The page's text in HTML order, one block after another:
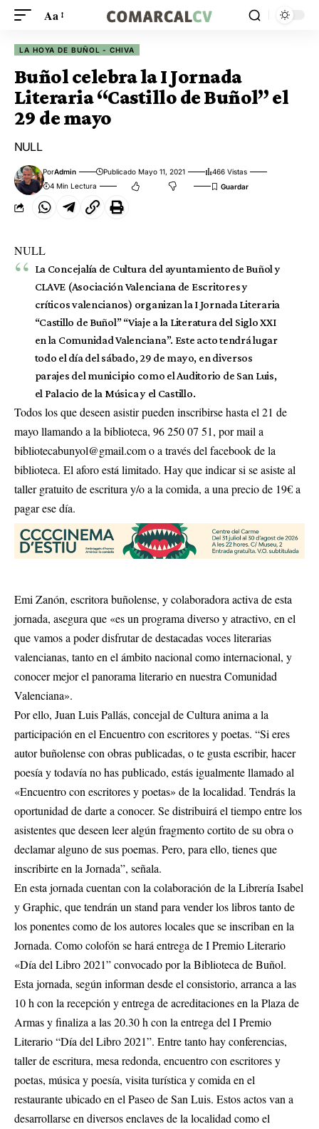
Aa
LA HOYA DE BUÑOL - CHIVA
Buñol celebra la I Jornada
Literaria “Castillo de Buñol” el
29 de mayo
NULL
PorAdmin Publicado Mayo 11, 2021
466 Vistas
4 Min Lectura
NULL
La Concejalía de Cultura del ayuntamiento de Buñol y
CLAVE (Asociación Valenciana de Escritores y
críticos valencianos) organizan la I Jornada Literaria
“Castillo de Buñol” “Viaje a la Literatura del Siglo XXI
en la Comunidad Valenciana”. Este acto tendrá lugar
todo el día del sábado, 29 de mayo, en diversos
parajes del municipio como el Auditorio de San Luis,
el Palacio de la Música y el Castillo.
Todos los que deseen asistir pueden inscribirse hasta el 21 de
mayo llamando a la biblioteca, 96 250 07 51, por mail a
bibliotecabunyol@gmail.como a través del facebook de la
biblioteca. El aforo está limitado. Hay que indicar si se asiste al
taller gratuito de escritura y/o a la comida, a una precio de 19€ a
pagar ese día.
Emi Zanón, escritora buñolense, y colaboradora activa de esta
jornada, asegura que «es un programa diverso y atractivo, en el
que vamos a poder disfrutar de destacadas voces literarias
valencianas, tanto en el ámbito nacional como internacional, y
conocer mejor el panorama literario en nuestra Comunidad
Valenciana».
Por ello, Juan Luis Pallás, concejal de Cultura anima a la
participación en el Encuentro con escritores y poetas. “Si eres
autor buñolense con obras publicadas, o te gusta escribir, hacer
poesía y todavía no has publicado, estás igualmente llamado al
«Encuentro con escritores y poetas» de la localidad. Tendrás la
oportunidad de darte a conocer. Se distribuirá el tiempo entre los
asistentes que deseen leer algún fragmento cortito de su obra o
declamar alguno de sus poemas. Pero, para ello, tienes que
inscribirte en la Jornada”, señala.
En esta jornada cuentan con la colaboración de la Librería Isabel
y Graphic, que tendrán un stand para vender los libros tanto de
los ponentes como de los autores locales que se inscriban en la
Jornada. Como colofón se hará entrega de I Premio Literario
«Día del Libro 2021” convocado por la Biblioteca de Buñol.
Esta jornada, según informan desde el consistorio, arranca a las
10 h con la recepción y entrega de acreditaciones en la Plaza de
Armas y finaliza a las 20.30 h con la entrega del I Premio
Literario “Día del Libro 2021”. Entre tanto hay conferencias,
taller de escritura, mesa redonda, encuentro con escritores y
poetas, música y poesía, visita turística y comida en el
restaurante ubicado en el Paseo de San Luis. Estos actos van a
desarrollarse en diversos enclaves de la localidad como el